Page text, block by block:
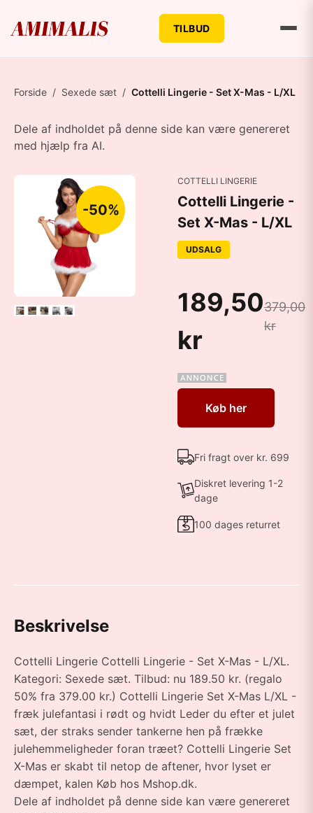
TILBUD
Forside / Sexede sæt / Cottelli Lingerie - Set X-Mas - L/XL
Dele af indholdet på denne side kan være genereret
med hjælp fra AI.
-50%
COTTELLI LINGERIE
Cottelli Lingerie -
Set X-Mas - L/XL
UDSALG
189,50
kr
379,00
kr
Køb her
Fri fragt over kr. 699
Diskret levering 1-2
dage
100 dages returret
Beskrivelse
Cottelli Lingerie Cottelli Lingerie - Set X-Mas - L/XL.
Kategori: Sexede sæt. Tilbud: nu 189.50 kr. (regalo
50% fra 379.00 kr.) Cottelli Lingerie Set X-Mas L/XL -
fræk julefantasi i rødt og hvidt Leder du efter et julet
sæt, der straks sender tankerne hen på frække
julehemmeligheder foran træet? Cottelli Lingerie Set
X-Mas er skabt til netop de aftener, hvor lyset er
dæmpet, kalen Køb hos Mshop.dk.
Dele af indholdet på denne side kan være genereret